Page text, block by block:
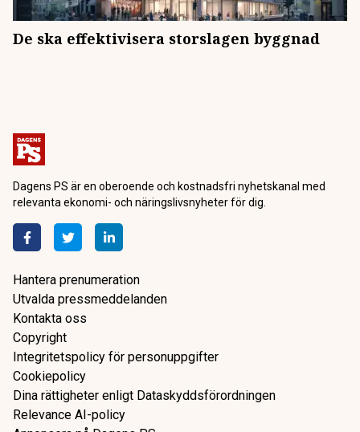
De ska effektivisera storslagen byggnad
Dagens PS är en oberoende och kostnadsfri nyhetskanal med
relevanta ekonomi- och näringslivsnyheter för dig.
Hantera prenumeration
Utvalda pressmeddelanden
Kontakta oss
Copyright
Integritetspolicy för personuppgifter
Cookiepolicy
Dina rättigheter enligt Dataskyddsförordningen
Relevance AI-policy